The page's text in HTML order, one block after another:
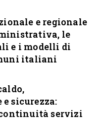
e regionale
le
e i modelli di
italiani
sicurezza:
servizi